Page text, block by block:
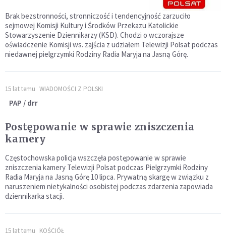
Brak bezstronności, stronniczość i tendencyjność zarzuciło
sejmowej Komisji Kultury i Środków Przekazu Katolickie
Stowarzyszenie Dziennikarzy (KSD). Chodzi o wczorajsze
oświadczenie Komisji ws. zajścia z udziałem Telewizji Polsat podczas
niedawnej pielgrzymki Rodziny Radia Maryja na Jasną Górę.
15 lat temu WIADOMOŚCI Z POLSKI
PAP / drr
Postępowanie w sprawie zniszczenia
kamery
Częstochowska policja wszczęła postępowanie w sprawie
zniszczenia kamery Telewizji Polsat podczas Pielgrzymki Rodziny
Radia Maryja na Jasną Górę 10 lipca. Prywatną skargę w związku z
naruszeniem nietykalności osobistej podczas zdarzenia zapowiada
dziennikarka stacji.
15 lat temu KOŚCIÓŁ